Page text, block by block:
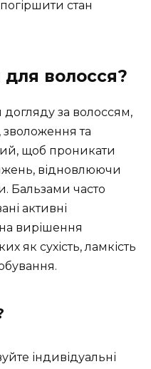
стан
волосся?
за волоссям,
та
щоб проникати
відновлюючи
Бальзами часто
активні
вирішення
як сухість, ламкість
індивідуальні